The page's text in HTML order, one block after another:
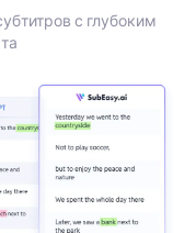
с глубоким